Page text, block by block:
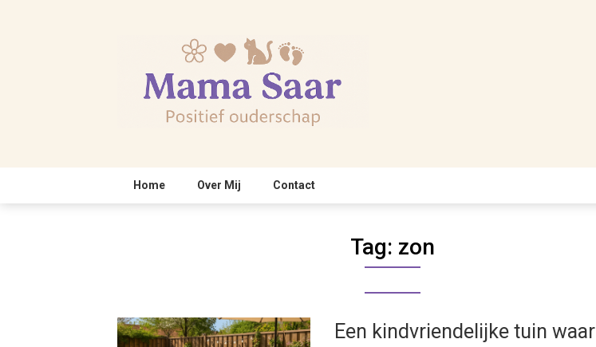
Home Over Mij Contact
Tag: zon
Een kindvriendelijke tuin waar